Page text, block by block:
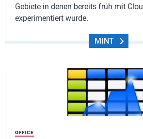
Gebiete in denen bereits früh mit
experimentiert wurde.
MINT
OFFICE